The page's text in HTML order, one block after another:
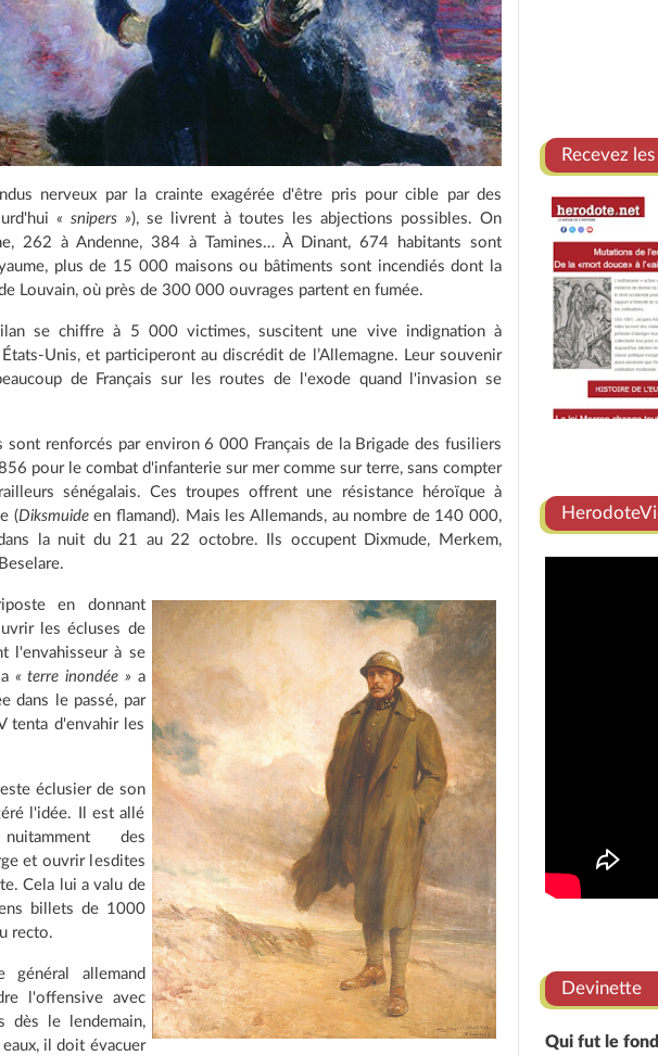
nerveux par la crainte exagérée d'être pris pour cible par des
« snipers »), se livrent à toutes les abjections possibles. On
262 à Andenne, 384 à Tamines… À Dinant, 674 habitants sont
plus de 15 000 maisons ou bâtiments sont incendiés dont la
Louvain, où près de 300 000 ouvrages partent en fumée.
se chiffre à 5 000 victimes, suscitent une vive indignation à
États-Unis, et participeront au discrédit de l’Allemagne. Leur souvenir
de Français sur les routes de l'exode quand l'invasion se
sont renforcés par environ 6 000 Français de la Brigade des fusiliers
pour le combat d'infanterie sur mer comme sur terre, sans compter
sénégalais. Ces troupes offrent une résistance héroïque à
(Diksmuideen flamand). Mais les Allemands, au nombre de 140 000,
la nuit du 21 au 22 octobre. Ils occupent Dixmude, Merkem,
en donnant
les écluses de
l'envahisseur à se
« terre inondée » a
dans le passé, par
tenta d'envahir les
éclusier de son
l'idée. Il est allé
des
et ouvrir lesdites
Cela lui a valu de
billets de 1000
recto.
allemand
l'offensive avec
dès le lendemain,
il doit évacuer
Recevez
Devinette
Qui fut le